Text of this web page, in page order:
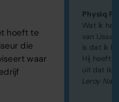
hoeft te
die
waar
Physiq
Wat ik
van
is dat ik
Hij heeft
uit dat ik
Leroy